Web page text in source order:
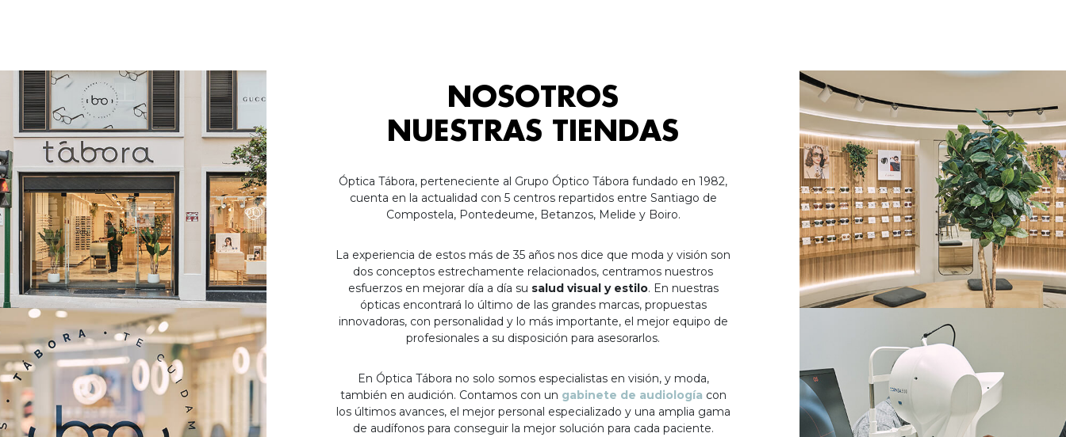
NOSOTROS
NUESTRAS TIENDAS
Óptica Tábora, perteneciente al Grupo Óptico Tábora fundado en 1982,
cuenta en la actualidad con 5 centros repartidos entre Santiago de
Compostela, Pontedeume, Betanzos, Melide y Boiro.
La experiencia de estos más de 35 años nos dice que moda y visión son
dos conceptos estrechamente relacionados, centramos nuestros
esfuerzos en mejorar día a día su salud visual y estilo. En nuestras
ópticas encontrará lo último de las grandes marcas, propuestas
innovadoras, con personalidad y lo más importante, el mejor equipo de
profesionales a su disposición para asesorarlos.
En Óptica Tábora no solo somos especialistas en visión, y moda,
también en audición. Contamos con un gabinete de audiología con
los últimos avances, el mejor personal especializado y una amplia gama
de audífonos para conseguir la mejor solución para cada paciente.